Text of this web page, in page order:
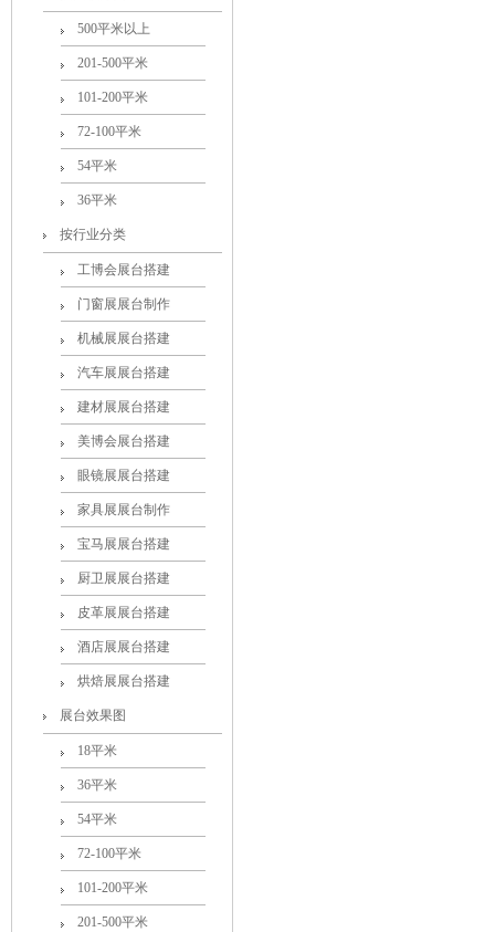
500平米以上
201-500平米
101-200平米
72-100平米
54平米
36平米
按行业分类
工博会展台搭建
门窗展展台制作
机械展展台搭建
汽车展展台搭建
建材展展台搭建
美博会展台搭建
眼镜展展台搭建
家具展展台制作
宝马展展台搭建
厨卫展展台搭建
皮革展展台搭建
酒店展展台搭建
烘焙展展台搭建
展台效果图
18平米
36平米
54平米
72-100平米
101-200平米
201-500平米